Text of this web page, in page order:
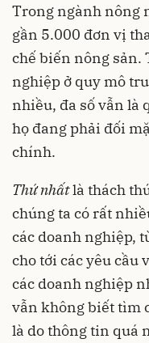
Trong ngành nông
gần 5.000 đơn vị
chế biến nông sản.
nghiệp ở quy mô
nhiều, đa số vẫn là
họ đang phải đối
chính.
Thứ nhấtlà thách
chúng ta có rất
các doanh nghiệp,
cho tới các yêu cầu
các doanh nghiệp
vẫn không biết tìm
là do thông tin quá